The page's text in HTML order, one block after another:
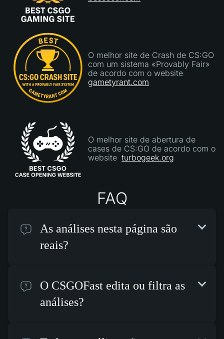
O melhor site de Crash de CS:GO
com um sistema «Provably Fair»
de acordo com o website
gametyrant.com
O melhor site de abertura de
cases de CS:GO de acordo com o
website turbogeek.org
FAQ
As análises nesta página são
reais?
O CSGOFast edita ou filtra as
análises?